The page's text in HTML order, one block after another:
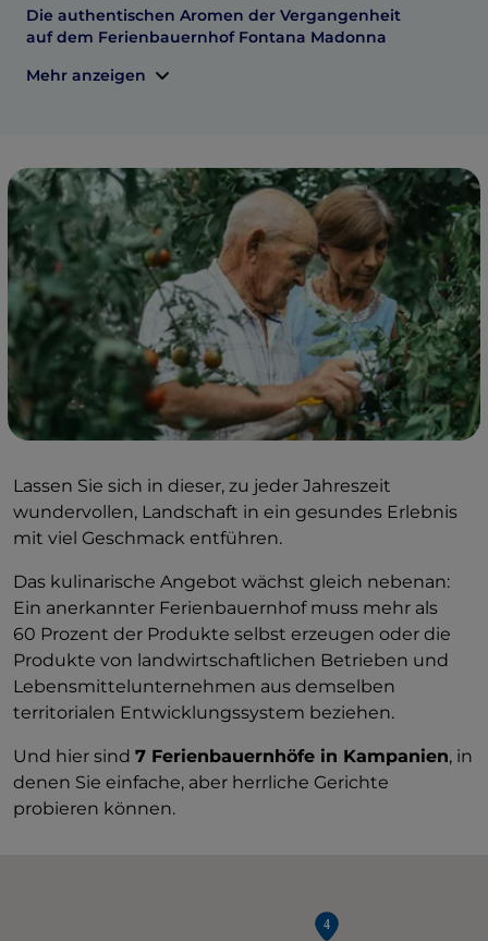
Die authentischen Aromen der Vergangenheit
auf dem Ferienbauernhof Fontana Madonna
Mehr anzeigen
Lassen Sie sich in dieser, zu jeder Jahreszeit
wundervollen, Landschaft in ein gesundes Erlebnis
mit viel Geschmack entführen.
Das kulinarische Angebot wächst gleich nebenan:
Ein anerkannter Ferienbauernhof muss mehr als
60 Prozent der Produkte selbst erzeugen oder die
Produkte von landwirtschaftlichen Betrieben und
Lebensmittelunternehmen aus demselben
territorialen Entwicklungssystem beziehen.
Und hier sind 7 Ferienbauernhöfe in Kampanien, in
denen Sie einfache, aber herrliche Gerichte
probieren können.